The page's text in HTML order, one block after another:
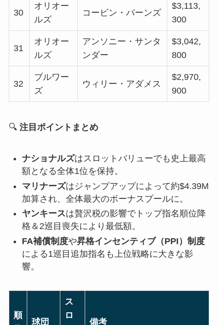
30
オリオー
ルズ
コービン・バーンズ
$3,113,
300
31
オリオー
ルズ
アンソニー・サンタ
ンダー
$3,042,
800
32
ブルワー
ズ
ウィリー・アダメス
$2,970,
900
🔍 注目ポイントまとめ
ナショナルズはスロットバリューでも史上最高
額となる全体1位を保持。
マリナーズはジャンプアップによって約$4.39M
加算され、全体最大のボーナスプールに。
ヤンキースは贅沢税の影響でトップ指名順位降
格＆2巡目喪失により最低額。
FA補償制度や昇格インセンティブ（PPI）制度
による1巡目追加指名も上位戦略に大きな影
響。
順
球団
ス
ロ
備考